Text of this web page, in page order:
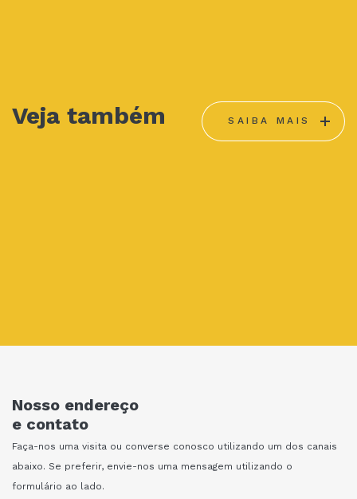
Veja também SAIBA MAIS
Nosso endereço
e contato
Faça-nos uma visita ou converse conosco utilizando um dos canais
abaixo. Se preferir, envie-nos uma mensagem utilizando o
formulário ao lado.